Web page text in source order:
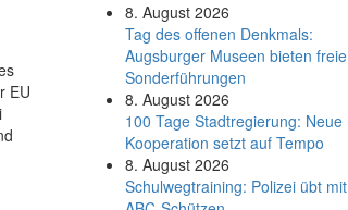
EU
8. August 2026
Tag des offenen Denkmals:
Augsburger Museen bieten freie
Sonderführungen
8. August 2026
100 Tage Stadtregierung: Neue
Kooperation setzt auf Tempo
8. August 2026
Schul­weg­trai­ning: Poli­zei übt mit